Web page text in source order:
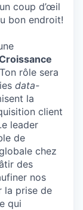
coup d’œil
bon endroit!
rôle sera
data-
la
client
leader
de
chez
des
nos
la prise de
qui